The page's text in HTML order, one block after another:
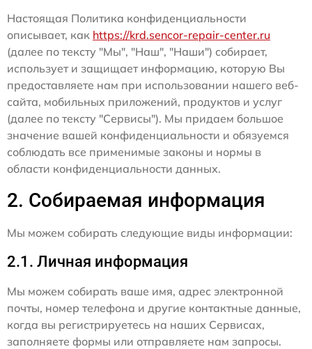
Настоящая Политика конфиденциальности
описывает, как https://krd.sencor-repair-center.ru
(далее по тексту "Мы", "Наш", "Наши") собирает,
использует и защищает информацию, которую Вы
предоставляете нам при использовании нашего веб-
сайта, мобильных приложений, продуктов и услуг
(далее по тексту "Сервисы"). Мы придаем большое
значение вашей конфиденциальности и обязуемся
соблюдать все применимые законы и нормы в
области конфиденциальности данных.
2. Собираемая информация
Мы можем собирать следующие виды информации:
2.1. Личная информация
Мы можем собирать ваше имя, адрес электронной
почты, номер телефона и другие контактные данные,
когда вы регистрируетесь на наших Сервисах,
заполняете формы или отправляете нам запросы.